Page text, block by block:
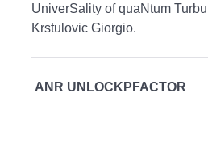
UniverSality of quaNtum
Krstulovic Giorgio.
ANR UNLOCKPFACTOR